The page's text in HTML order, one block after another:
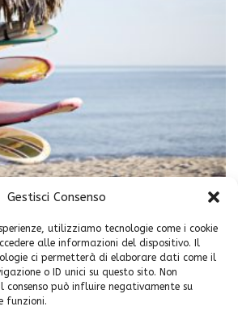
Gestisci Consenso
utilizziamo tecnologie come i cookie
alle informazioni del dispositivo. Il
ci permetterà di elaborare dati come il
o ID unici su questo sito. Non
consenso può influire negativamente su
funzioni.
per inviare un commento.